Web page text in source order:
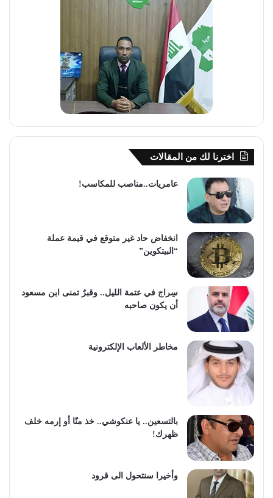
اخترنا لك من المقالات
عامريات..مناصب للمكاسب!
انخفاض حاد غير متوقع في قيمة عملة
“البيتكوين”
سِراج في عتمة الليل.. وقبرٌ تمنى ابن مسعود
أن يكون صاحبه
مخاطر الألعاب الإلكترونية
بالتسعين.. يا عنكوشي.. خذ منّا أو إرمه خلف
ظهرك!
وأخيرا سنتحول الى قرود